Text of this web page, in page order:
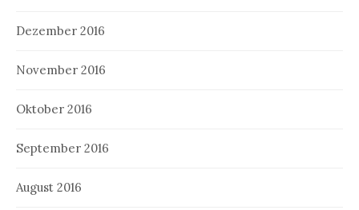
Dezember 2016
November 2016
Oktober 2016
September 2016
August 2016